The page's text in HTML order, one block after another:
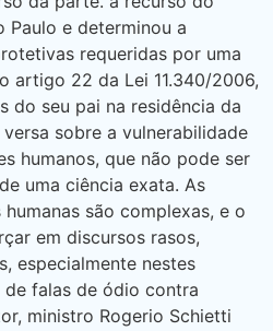
Paulo e determinou a
requeridas por uma
artigo 22 da Lei 11.340/2006,
do seu pai na residência da
sobre a vulnerabilidade
humanos, que não pode ser
uma ciência exata. As
são complexas, e o
em discursos rasos,
especialmente nestes
falas de ódio contra
ministro Rogerio Schietti